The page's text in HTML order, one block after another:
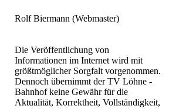
Rolf Biermann (Webmaster)
Die Veröffentlichung von
Informationen im Internet wird mit
größtmöglicher Sorgfalt vorgenommen.
Dennoch übernimmt der TV Löhne -
Bahnhof keine Gewähr für die
Aktualität, Korrektheit, Vollständigkeit,